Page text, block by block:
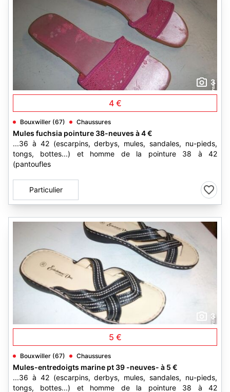
3
4 €
Bouxwiller (67) Chaussures
Mules fuchsia pointure 38-neuves à 4 €
...36 à 42 (escarpins, derbys, mules, sandales, nu-pieds,
tongs, bottes...) et homme de la pointure 38 à 42
(pantoufles
Particulier
3
5 €
Bouxwiller (67) Chaussures
Mules-entredoigts marine pt 39 -neuves- à 5 €
...36 à 42 (escarpins, derbys, mules, sandales, nu-pieds,
tongs, bottes...) et homme de la pointure 38 à 42